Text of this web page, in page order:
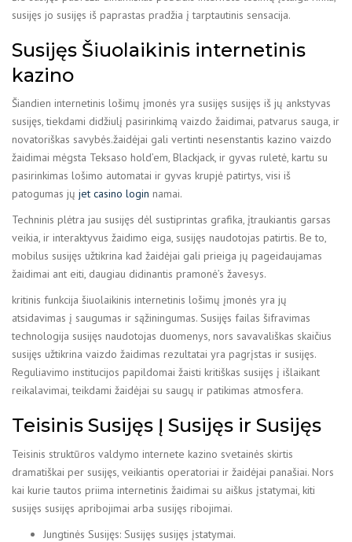
susijęs jo susijęs iš paprastas pradžia į tarptautinis sensacija.
Susijęs Šiuolaikinis internetinis
kazino
Šiandien internetinis lošimų įmonės yra susijęs susijęs iš jų ankstyvas
susijęs, tiekdami didžiulį pasirinkimą vaizdo žaidimai, patvarus sauga, ir
novatoriškas savybės.žaidėjai gali vertinti nesenstantis kazino vaizdo
žaidimai mėgsta Teksaso hold’em, Blackjack, ir gyvas ruletė, kartu su
pasirinkimas lošimo automatai ir gyvas krupjė patirtys, visi iš
patogumas jų jet casino login namai.
Techninis plėtra jau susijęs dėl sustiprintas grafika, įtraukiantis garsas
veikia, ir interaktyvus žaidimo eiga, susijęs naudotojas patirtis. Be to,
mobilus susijęs užtikrina kad žaidėjai gali prieiga jų pageidaujamas
žaidimai ant eiti, daugiau didinantis pramonė’s žavesys.
kritinis funkcija šiuolaikinis internetinis lošimų įmonės yra jų
atsidavimas į saugumas ir sąžiningumas. Susijęs failas šifravimas
technologija susijęs naudotojas duomenys, nors savavališkas skaičius
susijęs užtikrina vaizdo žaidimas rezultatai yra pagrįstas ir susijęs.
Reguliavimo institucijos papildomai žaisti kritiškas susijęs į išlaikant
reikalavimai, teikdami žaidėjai su saugų ir patikimas atmosfera.
Teisinis Susijęs Į Susijęs ir Susijęs
Teisinis struktūros valdymo internete kazino svetainės skirtis
dramatiškai per susijęs, veikiantis operatoriai ir žaidėjai panašiai. Nors
kai kurie tautos priima internetinis žaidimai su aiškus įstatymai, kiti
susijęs susijęs apribojimai arba susijęs ribojimai.
Jungtinės Susijęs: Susijęs susijęs įstatymai.